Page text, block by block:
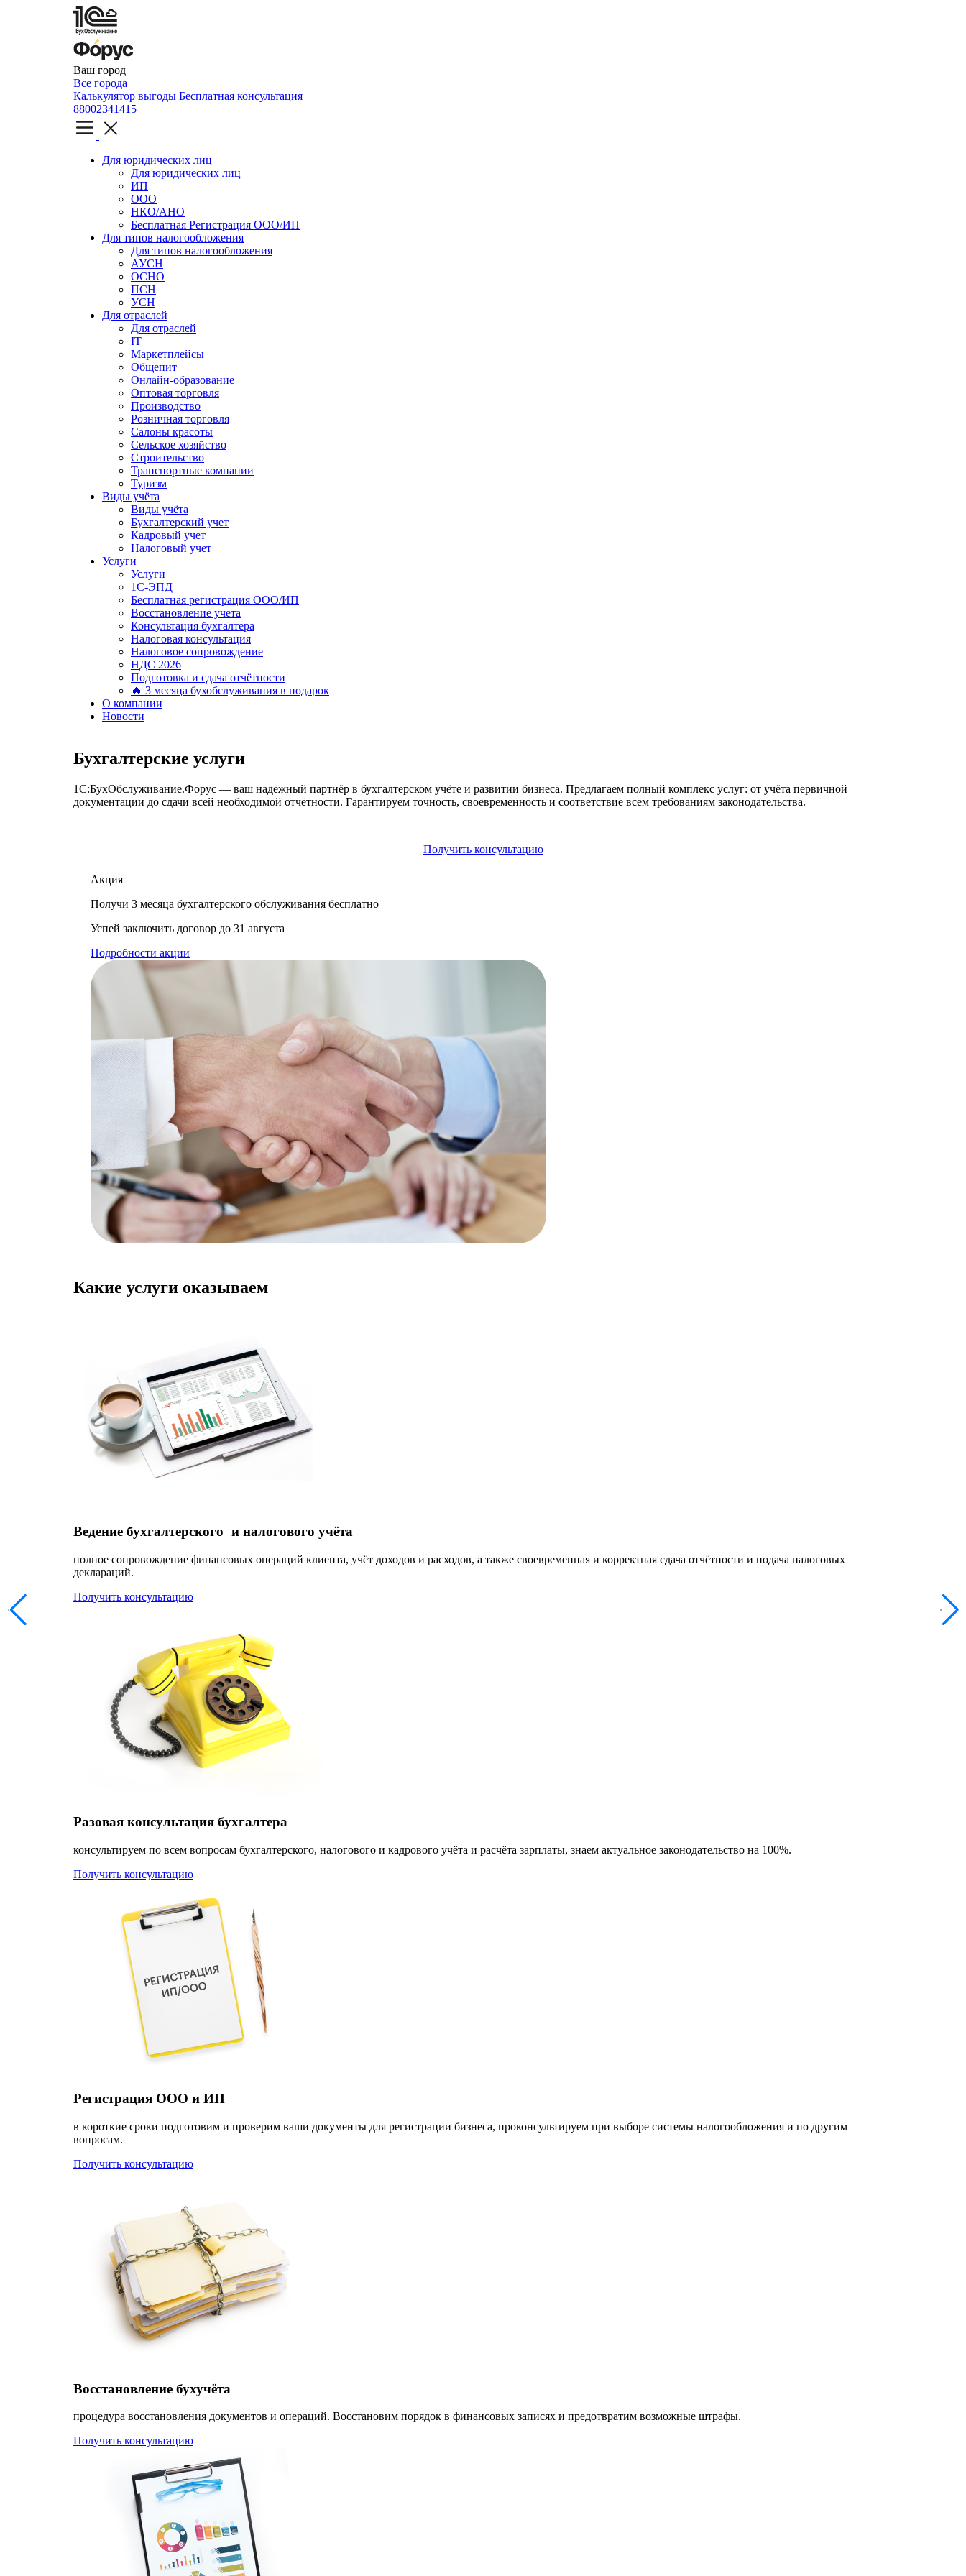
Ваш город
Все города
Калькулятор выгоды Бесплатная консультация
88002341415
Для юридических лиц
Для юридических лиц
ИП
ООО
НКО/АНО
Бесплатная Регистрация ООО/ИП
Для типов налогообложения
Для типов налогообложения
АУСН
ОСНО
ПСН
УСН
Для отраслей
Для отраслей
IT
Маркетплейсы
Общепит
Онлайн-образование
Оптовая торговля
Производство
Розничная торговля
Салоны красоты
Сельское хозяйство
Строительство
Транспортные компании
Туризм
Виды учёта
Виды учёта
Бухгалтерский учет
Кадровый учет
Налоговый учет
Услуги
Услуги
1С-ЭПД
Бесплатная регистрация ООО/ИП
Восстановление учета
Консультация бухгалтера
Налоговая консультация
Налоговое сопровождение
НДС 2026
Подготовка и сдача отчётности
🔥 3 месяца бухобслуживания в подарок
О компании
Новости
Бухгалтерские услуги
1С:БухОбслуживание.Форус — ваш надёжный партнёр в бухгалтерском учёте и развитии бизнеса. Предлагаем полный комплекс услуг: от учёта первичной
документации до сдачи всей необходимой отчётности. Гарантируем точность, своевременность и соответствие всем требованиям законодательства.
Получить консультацию
Акция
Получи 3 месяца бухгалтерского обслуживания бесплатно
Успей заключить договор до 31 августа
Подробности акции
Какие услуги оказываем
Ведение бухгалтерского и налогового учёта
полное сопровождение финансовых операций клиента, учёт доходов и расходов, а также своевременная и корректная сдача отчётности и подача налоговых
деклараций.
Получить консультацию
Разовая консультация бухгалтера
консультируем по всем вопросам бухгалтерского, налогового и кадрового учёта и расчёта зарплаты, знаем актуальное законодательство на 100%.
Получить консультацию
Регистрация ООО и ИП
в короткие сроки подготовим и проверим ваши документы для регистрации бизнеса, проконсультируем при выборе системы налогообложения и по другим
вопросам.
Получить консультацию
Восстановление бухучёта
процедура восстановления документов и операций. Восстановим порядок в финансовых записях и предотвратим возможные штрафы.
Получить консультацию